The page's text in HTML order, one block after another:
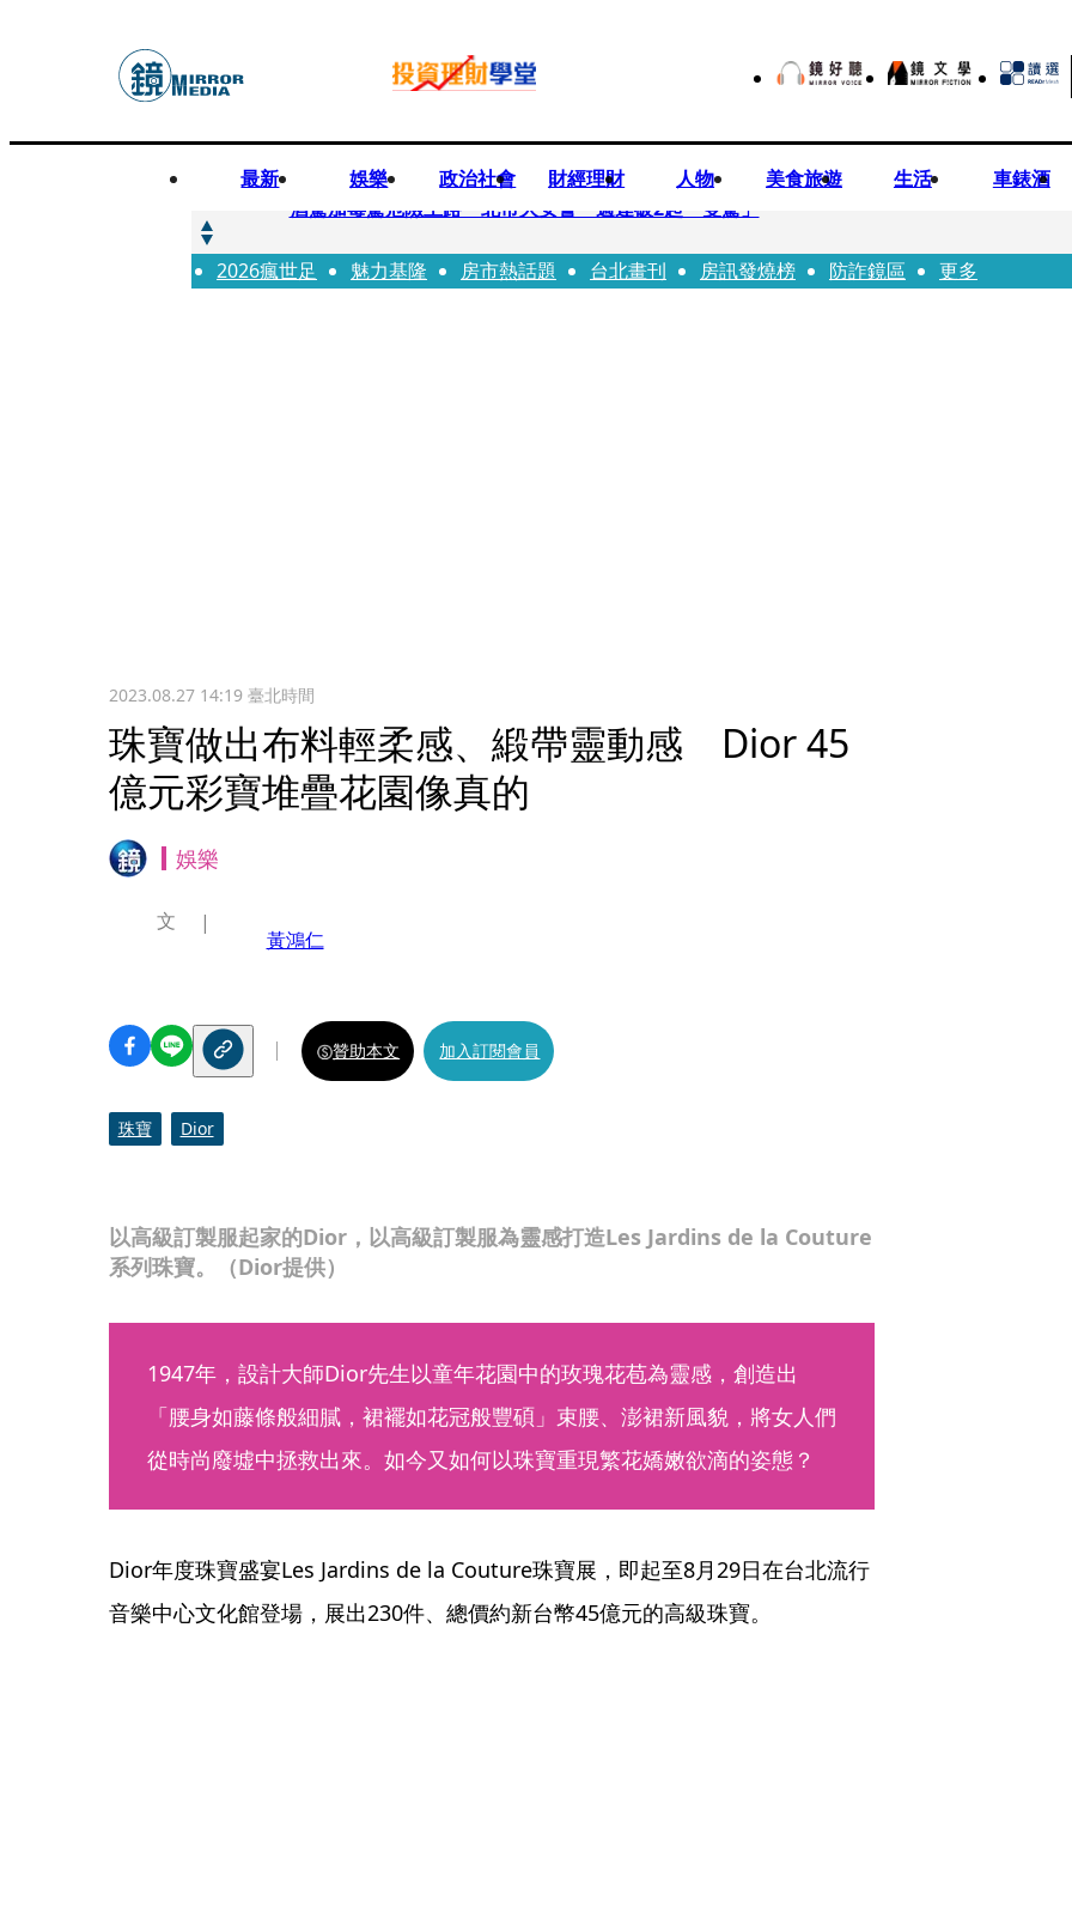
最新 娛樂 政治社會 財經理財 人物 美食旅遊 生活 車錶酒
快訊
酒駕加毒駕危險上路 北市大安警一週連破2起「雙駕」
快訊
Ozone黃文廷、FEniX夏浦洋組「神隊友」 邱以太、林亭莉熱血狂奔殺青淚崩
2026瘋世足 魅力基隆 房市熱話題 台北畫刊 房訊發燒榜 防詐鏡區 更多
2023.08.27 14:19臺北時間
珠寶做出布料輕柔感、緞帶靈動感 Dior 45
億元彩寶堆疊花園像真的
娛樂
以高級訂製服起家的Dior，以高級訂製服為靈感打造Les Jardins de la Couture
系列珠寶。（Dior提供）
文
黃鴻仁
贊助本文 加入訂閱會員
珠寶 Dior
1947年，設計大師Dior先生以童年花園中的玫瑰花苞為靈感，創造出
「腰身如藤條般細膩，裙襬如花冠般豐碩」束腰、澎裙新風貌，將女人們
從時尚廢墟中拯救出來。如今又如何以珠寶重現繁花嬌嫩欲滴的姿態？
Dior年度珠寶盛宴Les Jardins de la Couture珠寶展，即起至8月29日在台北流行
音樂中心文化館登場，展出230件、總價約新台幣45億元的高級珠寶。